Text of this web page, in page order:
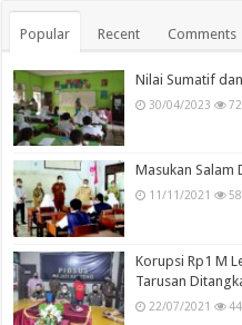
Popular Recent Comments
Nilai Sumatif
30/04/2023
Masukan Salam
11/11/2021
Korupsi Rp1 M
Tarusan
22/07/2021